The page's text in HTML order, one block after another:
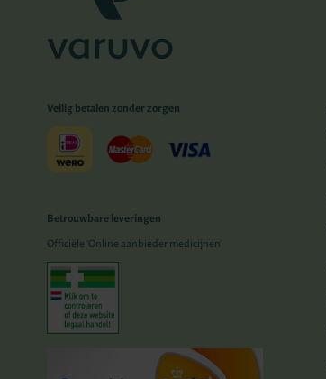
Veilig betalen zonder zorgen
Betrouwbare leveringen
Officiële 'Online aanbieder medicijnen'